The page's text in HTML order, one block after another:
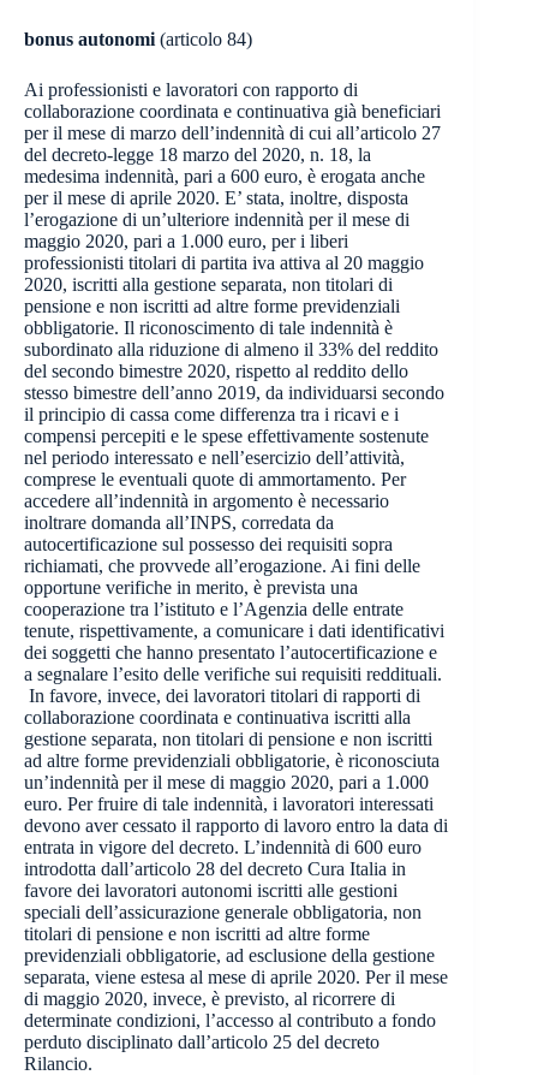
bonus autonomi (articolo 84)
Ai professionisti e lavoratori con rapporto di
collaborazione coordinata e continuativa già beneficiari
per il mese di marzo dell’indennità di cui all’articolo 27
del decreto-legge 18 marzo del 2020, n. 18, la
medesima indennità, pari a 600 euro, è erogata anche
per il mese di aprile 2020. E’ stata, inoltre, disposta
l’erogazione di un’ulteriore indennità per il mese di
maggio 2020, pari a 1.000 euro, per i liberi
professionisti titolari di partita iva attiva al 20 maggio
2020, iscritti alla gestione separata, non titolari di
pensione e non iscritti ad altre forme previdenziali
obbligatorie. Il riconoscimento di tale indennità è
subordinato alla riduzione di almeno il 33% del reddito
del secondo bimestre 2020, rispetto al reddito dello
stesso bimestre dell’anno 2019, da individuarsi secondo
il principio di cassa come differenza tra i ricavi e i
compensi percepiti e le spese effettivamente sostenute
nel periodo interessato e nell’esercizio dell’attività,
comprese le eventuali quote di ammortamento. Per
accedere all’indennità in argomento è necessario
inoltrare domanda all’INPS, corredata da
autocertificazione sul possesso dei requisiti sopra
richiamati, che provvede all’erogazione. Ai fini delle
opportune verifiche in merito, è prevista una
cooperazione tra l’istituto e l’Agenzia delle entrate
tenute, rispettivamente, a comunicare i dati identificativi
dei soggetti che hanno presentato l’autocertificazione e
a segnalare l’esito delle verifiche sui requisiti reddituali.
In favore, invece, dei lavoratori titolari di rapporti di
collaborazione coordinata e continuativa iscritti alla
gestione separata, non titolari di pensione e non iscritti
ad altre forme previdenziali obbligatorie, è riconosciuta
un’indennità per il mese di maggio 2020, pari a 1.000
euro. Per fruire di tale indennità, i lavoratori interessati
devono aver cessato il rapporto di lavoro entro la data di
entrata in vigore del decreto. L’indennità di 600 euro
introdotta dall’articolo 28 del decreto Cura Italia in
favore dei lavoratori autonomi iscritti alle gestioni
speciali dell’assicurazione generale obbligatoria, non
titolari di pensione e non iscritti ad altre forme
previdenziali obbligatorie, ad esclusione della gestione
separata, viene estesa al mese di aprile 2020. Per il mese
di maggio 2020, invece, è previsto, al ricorrere di
determinate condizioni, l’accesso al contributo a fondo
perduto disciplinato dall’articolo 25 del decreto
Rilancio.